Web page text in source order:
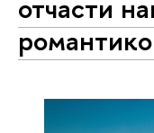
отчасти